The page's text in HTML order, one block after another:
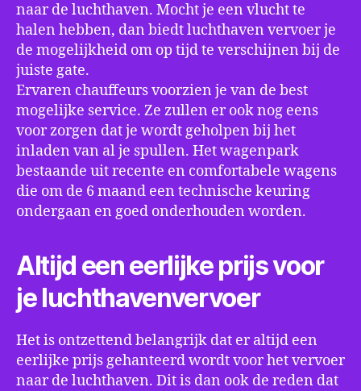
naar de luchthaven. Mocht je een vlucht te
halen hebben, dan biedt luchthaven vervoer je
de mogelijkheid om op tijd te verschijnen bij de
juiste gate.
Ervaren chauffeurs voorzien je van de best
mogelijke service. Ze zullen er ook nog eens
voor zorgen dat je wordt geholpen bij het
inladen van al je spullen. Het wagenpark
bestaande uit recente en comfortabele wagens
die om de 6 maand een technische keuring
ondergaan en goed onderhouden worden.
Altijd een eerlijke prijs voor
je luchthavenvervoer
Het is ontzettend belangrijk dat er altijd een
eerlijke prijs gehanteerd wordt voor het vervoer
naar de luchthaven. Dit is dan ook de reden dat